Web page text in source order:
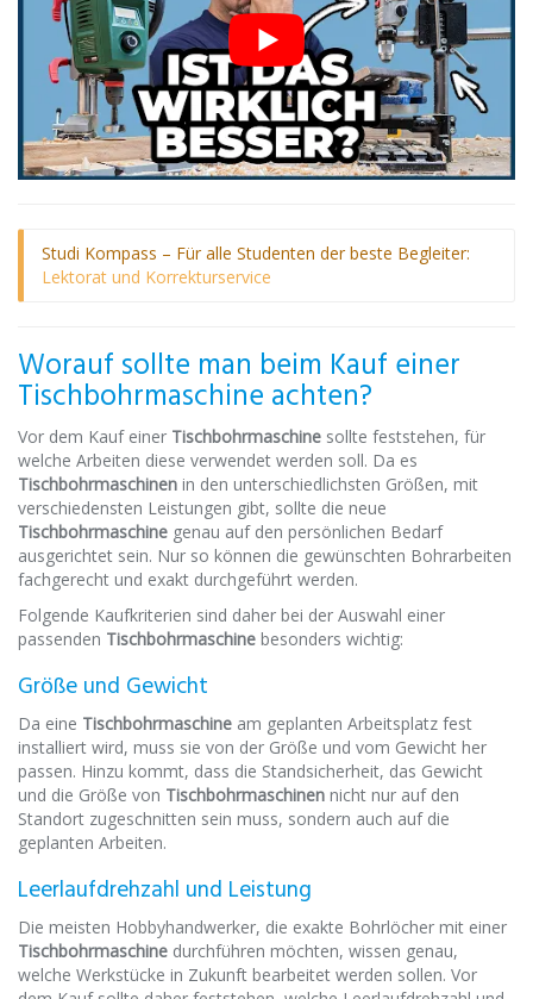
Studi Kompass – Für alle Studenten der beste Begleiter:
Lektorat und Korrekturservice
Worauf sollte man beim Kauf einer
Tischbohrmaschine achten?
Vor dem Kauf einer Tischbohrmaschine sollte feststehen, für
welche Arbeiten diese verwendet werden soll. Da es
Tischbohrmaschinen in den unterschiedlichsten Größen, mit
verschiedensten Leistungen gibt, sollte die neue
Tischbohrmaschine genau auf den persönlichen Bedarf
ausgerichtet sein. Nur so können die gewünschten Bohrarbeiten
fachgerecht und exakt durchgeführt werden.
Folgende Kaufkriterien sind daher bei der Auswahl einer
passenden Tischbohrmaschine besonders wichtig:
Größe und Gewicht
Da eine Tischbohrmaschine am geplanten Arbeitsplatz fest
installiert wird, muss sie von der Größe und vom Gewicht her
passen. Hinzu kommt, dass die Standsicherheit, das Gewicht
und die Größe von Tischbohrmaschinen nicht nur auf den
Standort zugeschnitten sein muss, sondern auch auf die
geplanten Arbeiten.
Leerlaufdrehzahl und Leistung
Die meisten Hobbyhandwerker, die exakte Bohrlöcher mit einer
Tischbohrmaschine durchführen möchten, wissen genau,
welche Werkstücke in Zukunft bearbeitet werden sollen. Vor